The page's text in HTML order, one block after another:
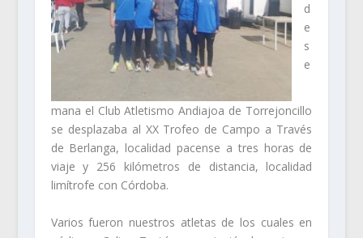
d
e
s
e
mana el Club Atletismo Andiajoa de Torrejoncillo
se desplazaba al XX Trofeo de Campo a Través
de Berlanga, localidad pacense a tres horas de
viaje y 256 kilómetros de distancia, localidad
limítrofe con Córdoba.
Varios fueron nuestros atletas de los cuales en